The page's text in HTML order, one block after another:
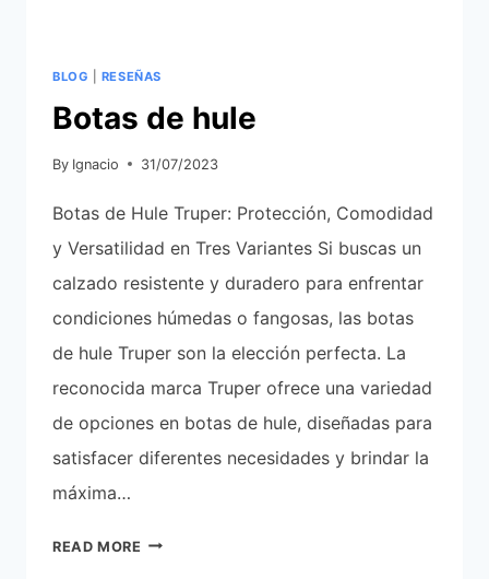
BLOG RESEÑAS
Botas de hule
By Ignacio 31/07/2023
Botas de Hule Truper: Protección, Comodidad
y Versatilidad en Tres Variantes Si buscas un
calzado resistente y duradero para enfrentar
condiciones húmedas o fangosas, las botas
de hule Truper son la elección perfecta. La
reconocida marca Truper ofrece una variedad
de opciones en botas de hule, diseñadas para
satisfacer diferentes necesidades y brindar la
máxima…
READ MORE BOTAS